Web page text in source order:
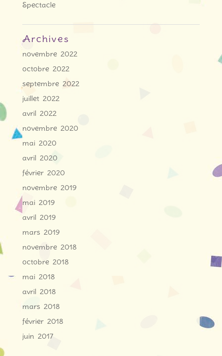
Spectacle
Archives
novembre 2022
octobre 2022
septembre 2022
juillet 2022
avril 2022
novembre 2020
mai 2020
avril 2020
février 2020
novembre 2019
mai 2019
avril 2019
mars 2019
novembre 2018
octobre 2018
mai 2018
avril 2018
mars 2018
février 2018
juin 2017